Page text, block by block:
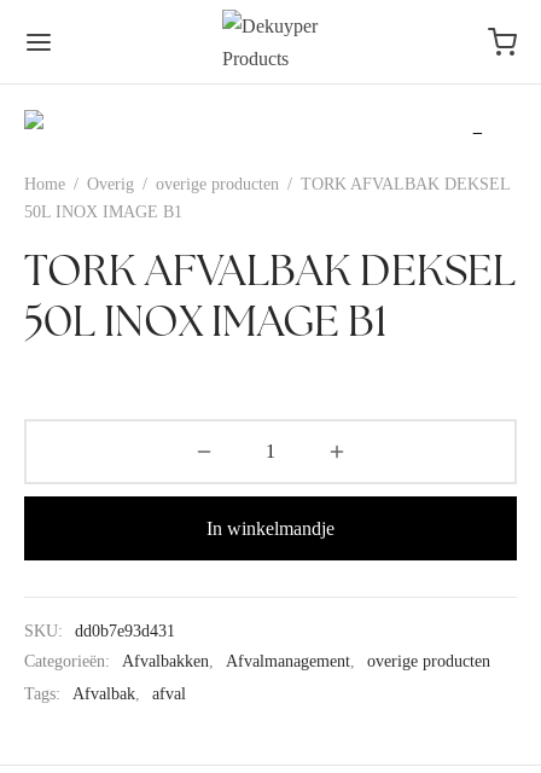
Home / Overig / overige producten / TORK AFVALBAK DEKSEL
50L INOX IMAGE B1
TORK AFVALBAK DEKSEL
50L INOX IMAGE B1
In winkelmandje
SKU:
dd0b7e93d431
Categorieën:
Afvalbakken, Afvalmanagement,
overige producten
Tags:
Afvalbak, afval